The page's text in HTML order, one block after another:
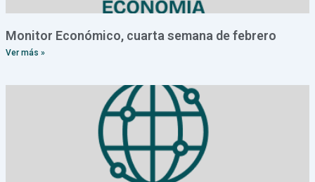
Monitor Económico, cuarta semana de febrero
Ver más »